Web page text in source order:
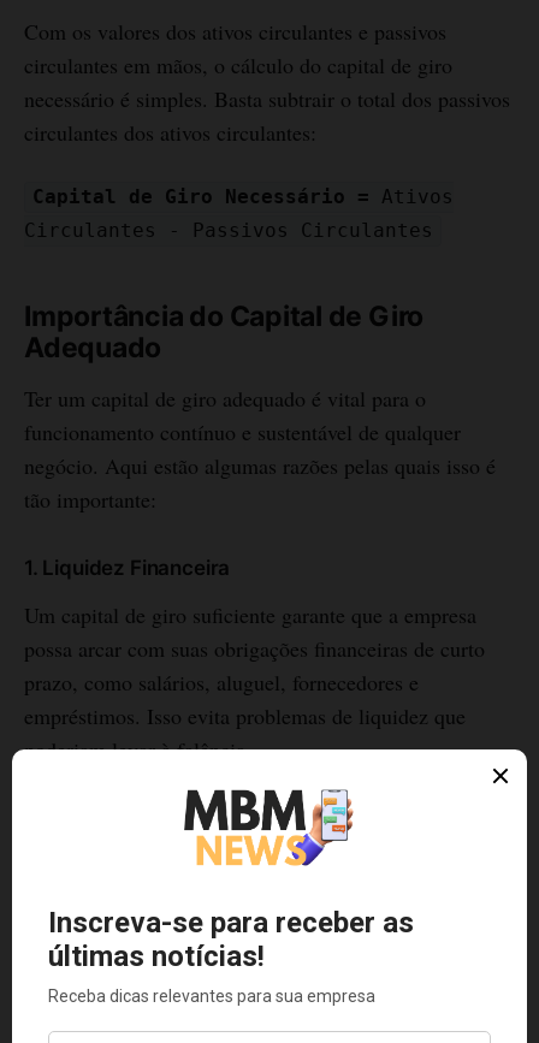
Com os valores dos ativos circulantes e passivos
circulantes em mãos, o cálculo do capital de giro
necessário é simples. Basta subtrair o total dos passivos
circulantes dos ativos circulantes:
Capital de Giro Necessário = Ativos
Circulantes - Passivos Circulantes
Importância do Capital de Giro
Adequado
Ter um capital de giro adequado é vital para o
funcionamento contínuo e sustentável de qualquer
negócio. Aqui estão algumas razões pelas quais isso é
tão importante:
1. Liquidez Financeira
Um capital de giro suficiente garante que a empresa
possa arcar com suas obrigações financeiras de curto
prazo, como salários, aluguel, fornecedores e
empréstimos. Isso evita problemas de liquidez que
poderiam levar à falência.
2. Flexibilidade Operacional
Com um capital de giro adequado, a empresa tem a
investir em crescimento e enfrentar desafios
imprevistos.
3. Gestão de Estoques